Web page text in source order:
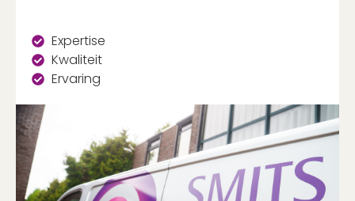
Expertise
Kwaliteit
Ervaring